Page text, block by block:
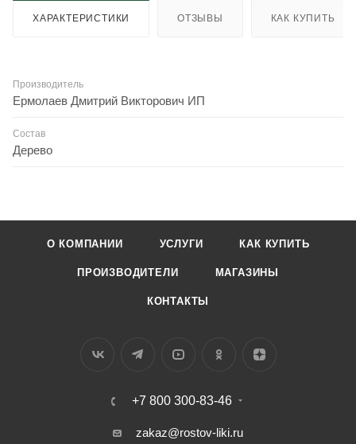
ХАРАКТЕРИСТИКИ ОТЗЫВЫ КАК КУПИТЬ
Производитель
Ермолаев Дмитрий Викторович ИП
Состав
Дерево
О КОМПАНИИ УСЛУГИ КАК КУПИТЬ
ПРОИЗВОДИТЕЛИ МАГАЗИНЫ
КОНТАКТЫ
+7 800 300-83-46
zakaz@rostov-liki.ru